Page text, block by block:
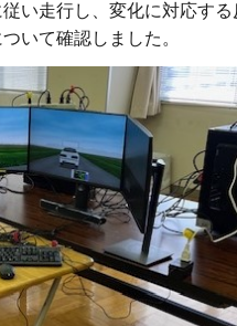
い走行し、変化に対応す
いて確認しました。